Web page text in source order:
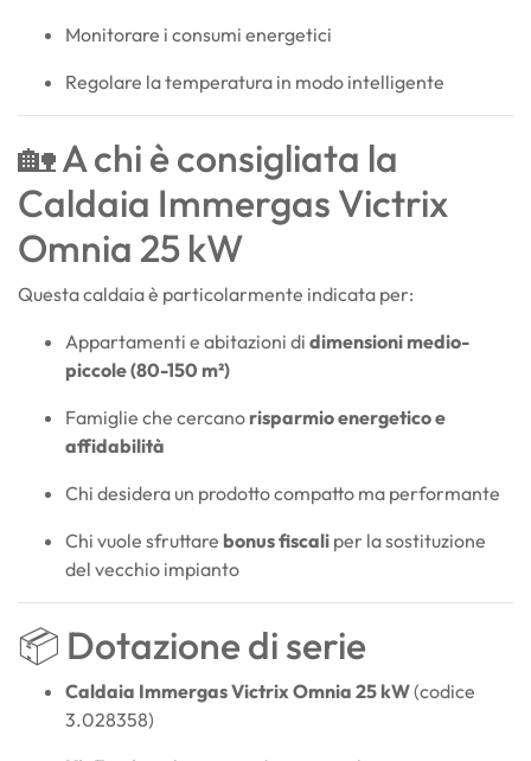
Monitorare i consumi energetici
Regolare la temperatura in modo intelligente
🏡 A chi è consigliata la
Caldaia Immergas Victrix
Omnia 25 kW
Questa caldaia è particolarmente indicata per:
Appartamenti e abitazioni di dimensioni medio-
piccole (80-150 m²)
Famiglie che cercano risparmio energetico e
affidabilità
Chi desidera un prodotto compatto ma performante
Chi vuole sfruttare bonus fiscali per la sostituzione
del vecchio impianto
📦 Dotazione di serie
Caldaia Immergas Victrix Omnia 25 kW(codice
3.028358)